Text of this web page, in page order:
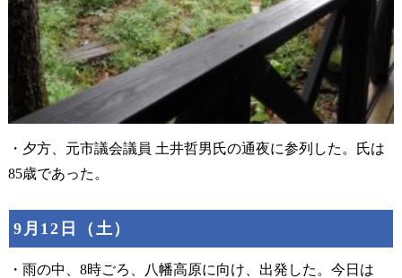
・夕方、元市議会議員 土井哲男氏の通夜に参列した。氏は
85歳であった。
9月12日（土）
・雨の中、8時ごろ、八幡高原に向け、出発した。今日は